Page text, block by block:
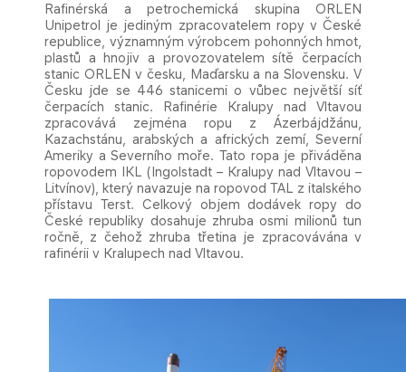
Rafinérská a petrochemická skupina ORLEN
Unipetrol je jediným zpracovatelem ropy v České
republice, významným výrobcem pohonných hmot,
plastů a hnojiv a provozovatelem sítě čerpacích
stanic ORLEN v česku, Maďarsku a na Slovensku. V
Česku jde se 446 stanicemi o vůbec největší síť
čerpacích stanic. Rafinérie Kralupy nad Vltavou
zpracovává zejména ropu z Ázerbájdžánu,
Kazachstánu, arabských a afrických zemí, Severní
Ameriky a Severního moře. Tato ropa je přiváděna
ropovodem IKL (Ingolstadt – Kralupy nad Vltavou –
Litvínov), který navazuje na ropovod TAL z italského
přístavu Terst. Celkový objem dodávek ropy do
České republiky dosahuje zhruba osmi milionů tun
ročně, z čehož zhruba třetina je zpracovávána v
rafinérii v Kralupech nad Vltavou.